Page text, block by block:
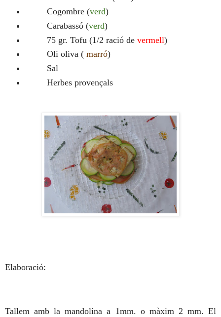
Cogombre (verd)
Carabassó (verd)
75 gr. Tofu (1/2 ració de vermell)
Oli oliva ( marró)
Sal
Herbes provençals
Elaboració:
Tallem amb la mandolina a 1mm. o màxim 2 mm. El